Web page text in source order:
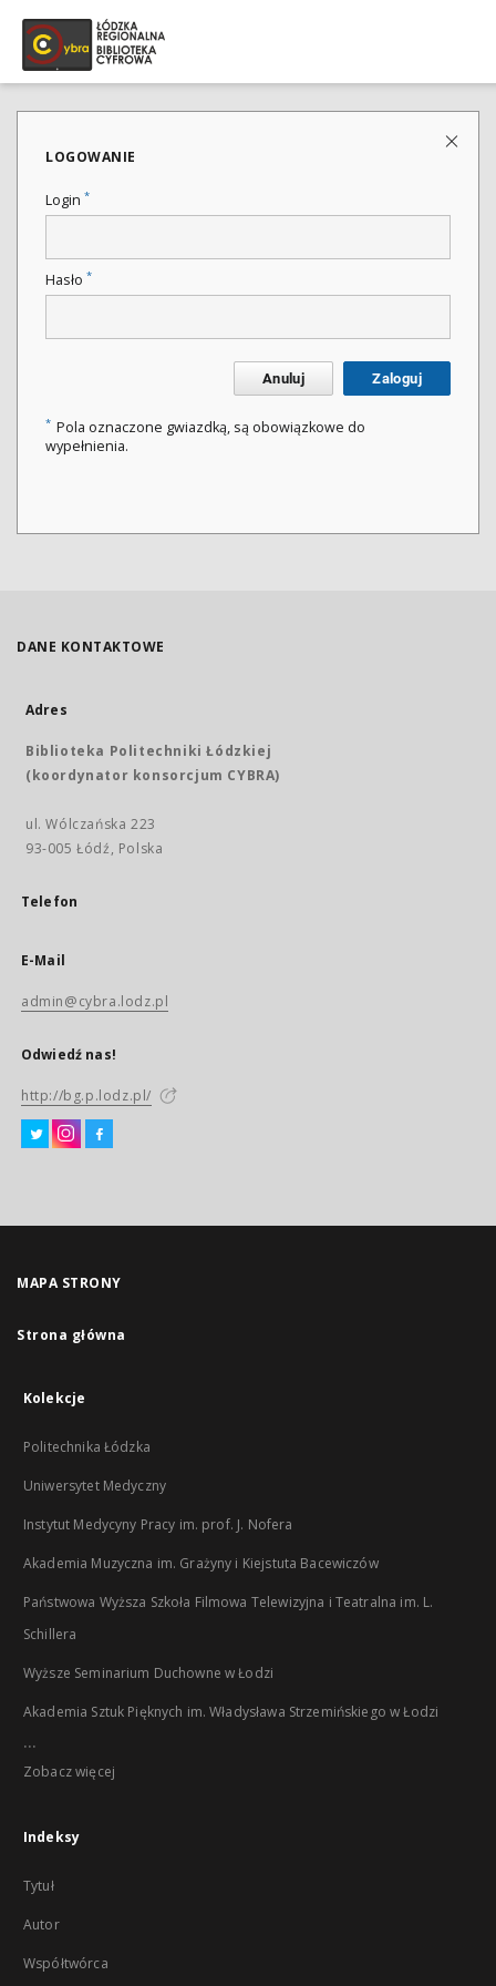
LOGOWANIE
Login *
Hasło *
Anuluj Zaloguj
* Pola oznaczone gwiazdką, są obowiązkowe do
wypełnienia.
DANE KONTAKTOWE
Adres
Biblioteka Politechniki Łódzkiej
(koordynator konsorcjum CYBRA)
ul. Wólczańska 223
93-005 Łódź, Polska
Telefon
E-Mail
admin@cybra.lodz.pl
Odwiedź nas!
http://bg.p.lodz.pl/
MAPA STRONY
Strona główna
Kolekcje
Politechnika Łódzka
Uniwersytet Medyczny
Instytut Medycyny Pracy im. prof. J. Nofera
Akademia Muzyczna im. Grażyny i Kiejstuta Bacewiczów
Państwowa Wyższa Szkoła Filmowa Telewizyjna i Teatralna im. L.
Schillera
Wyższe Seminarium Duchowne w Łodzi
Akademia Sztuk Pięknych im. Władysława Strzemińskiego w Łodzi
...
Zobacz więcej
Indeksy
Tytuł
Autor
Współtwórca